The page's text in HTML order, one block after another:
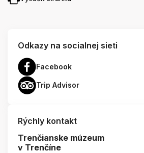
Odkazy na socialnej sieti
Facebook
Trip Advisor
Rýchly kontakt
Trenčianske múzeum
v Trenčíne